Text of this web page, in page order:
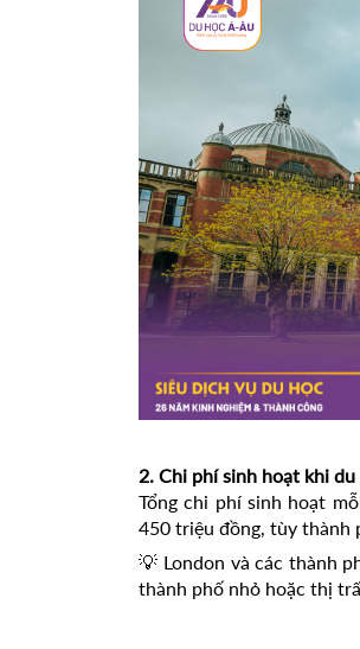
2. Chi phí sinh hoạt khi
Tổng chi phí sinh hoạt
450 triệu đồng, tùy thành
💡 London và các thành
thành phố nhỏ hoặc thị